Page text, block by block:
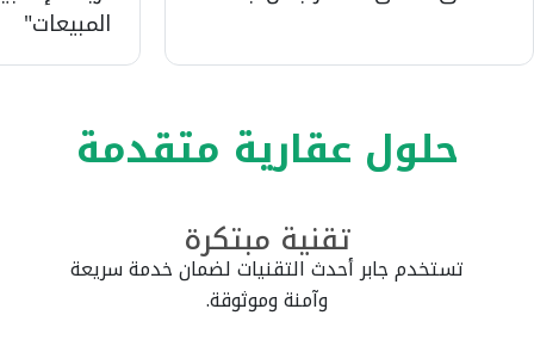
المبيعات"
حلول عقارية متقدمة
تقنية مبتكرة
تستخدم جابر أحدث التقنيات لضمان خدمة سريعة
وآمنة وموثوقة.